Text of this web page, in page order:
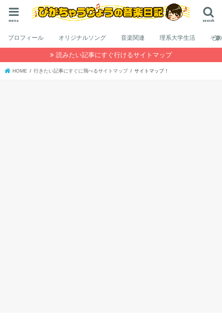
search
menu
プロフィール オリジナルソング 音楽関連 理系大学生活 そ
読みたい記事にすぐ行けるサイトマップ
HOME 行きたい記事にすぐに飛べるサイトマップ サイトマップ！